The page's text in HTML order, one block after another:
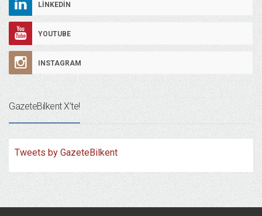
LINKEDIN
YOUTUBE
INSTAGRAM
GazeteBilkent X’te!
Tweets by GazeteBilkent